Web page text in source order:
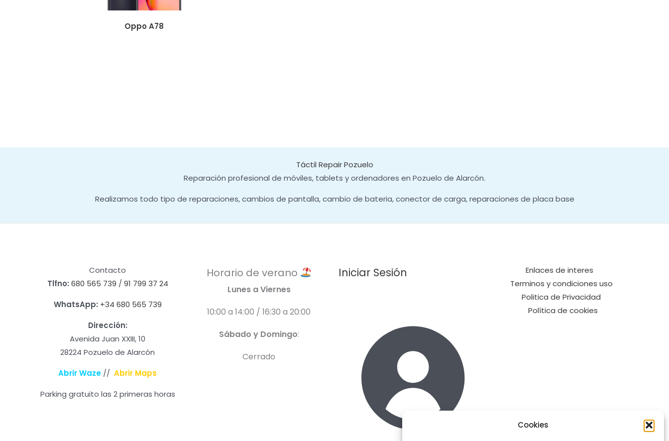
Cookies
Oppo A78
Táctil Repair Pozuelo
Reparación profesional de móviles, tablets y ordenadores en Pozuelo de Alarcón.
Realizamos todo tipo de reparaciones, cambios de pantalla, cambio de bateria, conector de carga, reparaciones de placa base
Contacto
Tlfno: 680 565 739 / 91 799 37 24
WhatsApp: +34 680 565 739
Dirección:
Avenida Juan XXIII, 10
28224 Pozuelo de Alarcón
Abrir Waze //Abrir Maps
Parking gratuito las 2 primeras horas
Horario de verano
Lunes a Viernes
10:00 a 14:00 / 16:30 a 20:00
Sábado y Domingo:
Cerrado
Iniciar Sesión
Enlaces de interes
Terminos y condiciones uso
Politica de Privacidad
Política de cookies